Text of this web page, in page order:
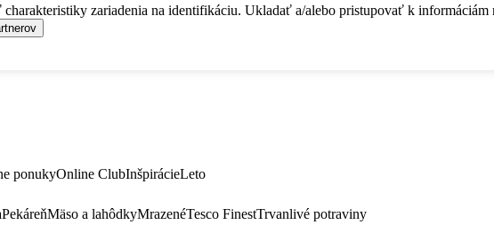
zariadenia na identifikáciu. Ukladať a/alebo pristupovať k informáciám
ponukyOnline ClubInšpirácieLeto
PekáreňMäso a lahôdkyMrazenéTesco FinestTrvanlivé potraviny